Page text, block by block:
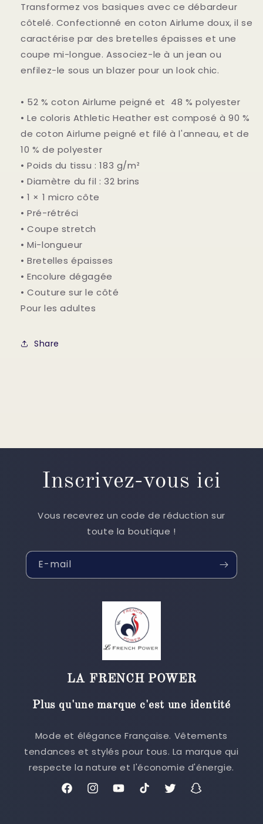
Transformez vos basiques avec ce débardeur
côtelé. Confectionné en coton Airlume doux, il se
caractérise par des bretelles épaisses et une
coupe mi-longue. Associez-le à un jean ou
enfilez-le sous un blazer pour un look chic.
• 52 % coton Airlume peigné et 48 % polyester
• Le coloris Athletic Heather est composé à 90 %
de coton Airlume peigné et filé à l'anneau, et de
10 % de polyester
• Poids du tissu : 183 g/m²
• Diamètre du fil : 32 brins
• 1 × 1 micro côte
• Pré-rétréci
• Coupe stretch
• Mi-longueur
• Bretelles épaisses
• Encolure dégagée
• Couture sur le côté
Pour les adultes
Share
Inscrivez-vous ici
Vous recevrez un code de réduction sur
toute la boutique !
E-mail
LA FRENCH POWER
Plus qu'une marque c'est une identité
Mode et élégance Française. Vêtements
tendances et stylés pour tous. La marque qui
respecte la nature et l'économie d'énergie.
FacebookInstagramYouTubeTikTokTwitterSnapchat